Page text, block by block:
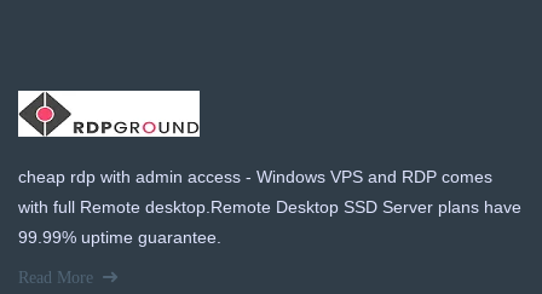
cheap rdp with admin access - Windows VPS and RDP comes
with full Remote desktop.Remote Desktop SSD Server plans have
99.99% uptime guarantee.
Read More